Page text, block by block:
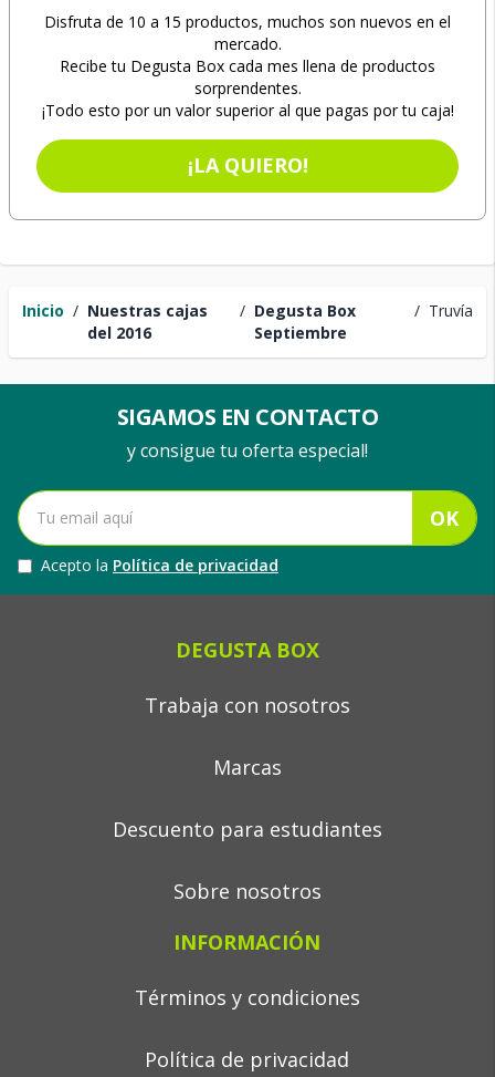
Inicio / Nuestras cajas
del 2016
/ Degusta Box
Septiembre
/ Truvía
Disfruta de 10 a 15 productos, muchos son nuevos en el
mercado.
Recibe tu Degusta Box cada mes llena de productos
sorprendentes.
¡Todo esto por un valor superior al que pagas por tu caja!
¡LA QUIERO!
SIGAMOS EN CONTACTO
y consigue tu oferta especial!
OK
Acepto la Política de privacidad
DEGUSTA BOX
Trabaja con nosotros
Marcas
Descuento para estudiantes
Sobre nosotros
INFORMACIÓN
Términos y condiciones
Política de privacidad